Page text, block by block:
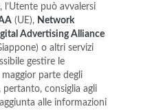
può avvalersi
(UE), Network
Advertising Alliance
o altri servizi
gestire le
parte degli
consiglia agli
alle informazioni